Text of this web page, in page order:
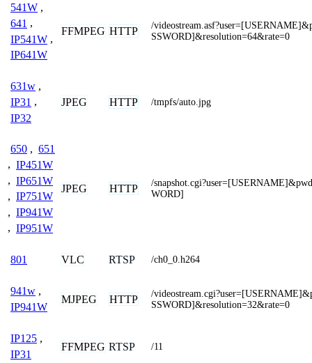
541W ,
641 ,
IP541W ,
IP641W
FFMPEG HTTP
/
SSWORD]&resolution=64&rate=0
631w ,
IP31 ,
IP32
JPEG HTTP /tmpfs/auto.jpg
650 , 651
, IP451W
, IP651W
, IP751W
, IP941W
, IP951W
JPEG HTTP
/
WORD]
801 VLC RTSP /ch0_0.h264
941w ,
IP941W
MJPEG HTTP
/
SSWORD]&resolution=32&rate=0
IP125 ,
IP31
FFMPEG RTSP /11